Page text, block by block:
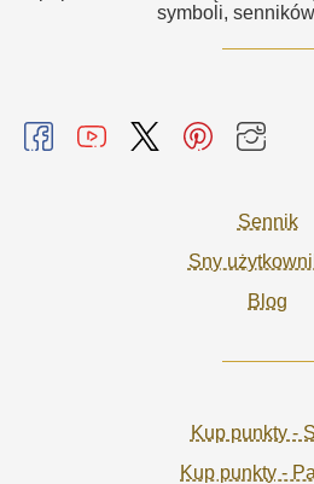
symboli,
Sennik
Sny
Blog
Kup punkty -
Kup punkty -